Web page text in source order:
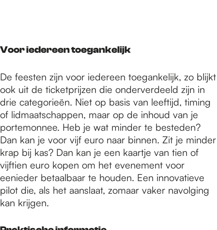
Voor iedereen toegankelijk
De feesten zijn voor iedereen toegankelijk, zo blijkt
ook uit de ticketprijzen die onderverdeeld zijn in
drie categorieën. Niet op basis van leeftijd, timing
of lidmaatschappen, maar op de inhoud van je
portemonnee. Heb je wat minder te besteden?
Dan kan je voor vijf euro naar binnen. Zit je minder
krap bij kas? Dan kan je een kaartje van tien of
vijftien euro kopen om het evenement voor
eenieder betaalbaar te houden. Een innovatieve
pilot die, als het aanslaat, zomaar vaker navolging
kan krijgen.